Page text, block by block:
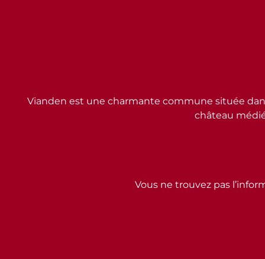
Vous ne trouvez pas
Vianden est une charmante commune située
château